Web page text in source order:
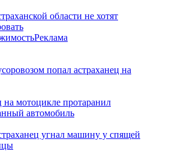
области не хотят
Реклама
попал астраханец на
на мотоцикле протаранил
автомобиль
угнал машину у спящей